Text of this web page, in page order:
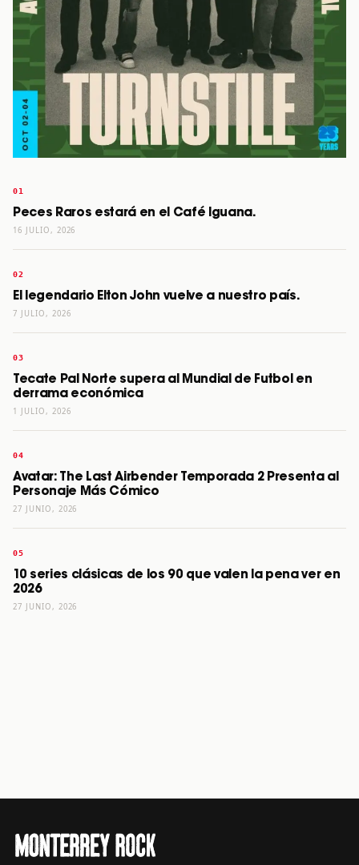
Peces Raros estará en el Café Iguana.
16 JULIO, 2026
El legendario Elton John vuelve a nuestro país.
7 JULIO, 2026
Tecate Pal Norte supera al Mundial de Futbol en
derrama económica
1 JULIO, 2026
Avatar: The Last Airbender Temporada 2 Presenta al
Personaje Más Cómico
27 JUNIO, 2026
10 series clásicas de los 90 que valen la pena ver en
2026
27 JUNIO, 2026